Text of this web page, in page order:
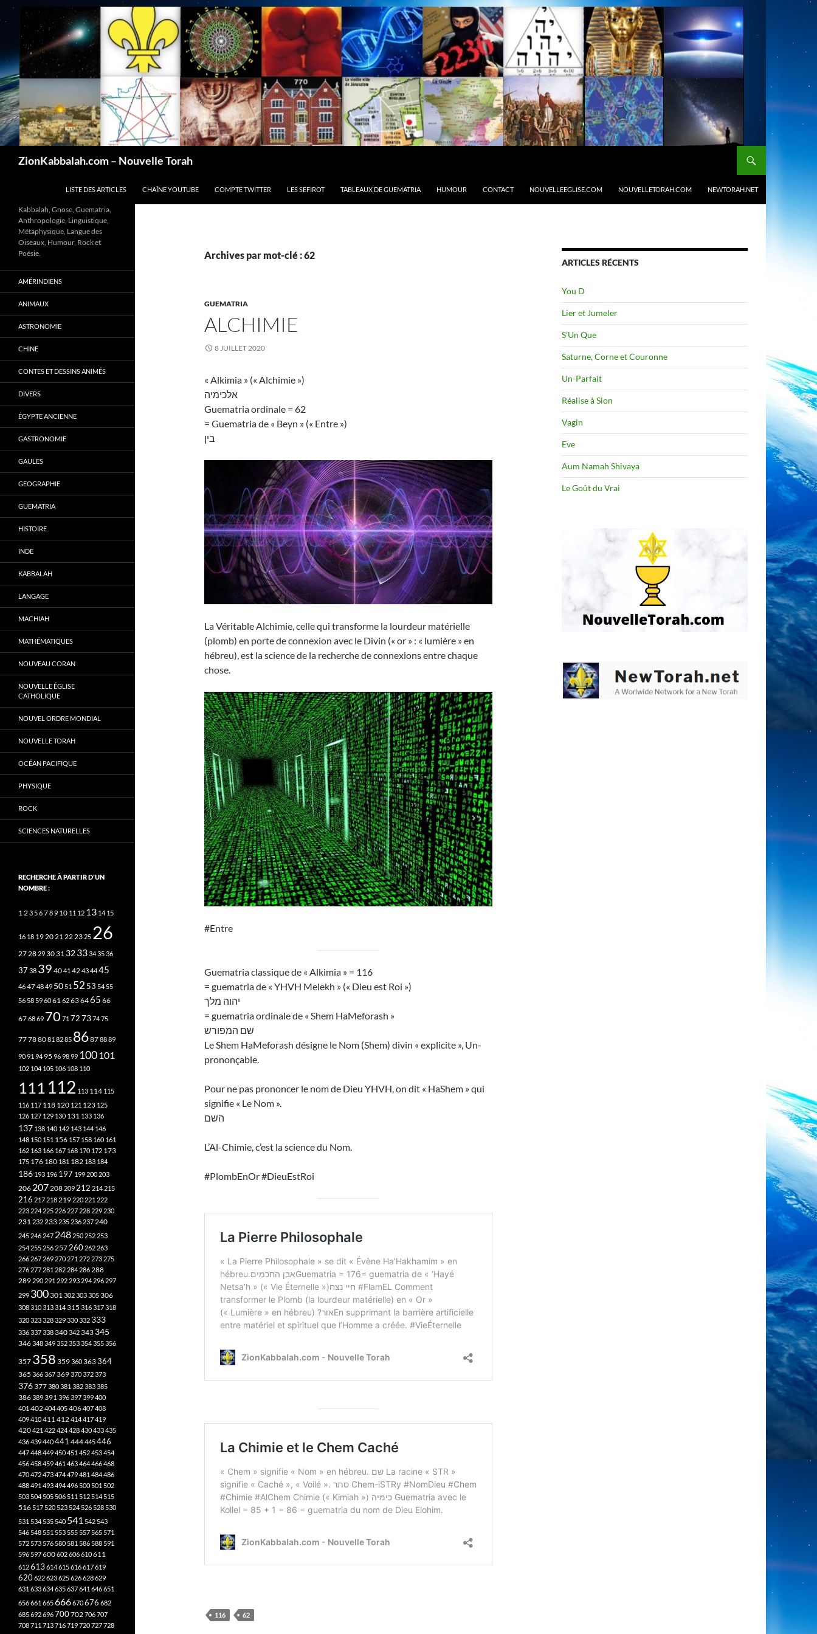
ZionKabbalah.com – Nouvelle Torah
LISTE DES ARTICLES
CHAÎNE YOUTUBE COMPTE TWITTER LES SEFIROT TABLEAUX DE GUEMATRIA HUMOUR CONTACT NOUVELLEEGLISE.COM NOUVELLETORAH.COM NEWTORAH.NET
Archives par mot-clé : 62
GUEMATRIA
ALCHIMIE
8 JUILLET 2020
« Alkimia » (« Alchimie »)
אלכימיה
Guematria ordinale = 62
= Guematria de « Beyn » (« Entre »)
בין
La Véritable Alchimie, celle qui transforme la lourdeur matérielle
(plomb) en porte de connexion avec le Divin (« or » : « lumière » en
hébreu), est la science de la recherche de connexions entre chaque
chose.
#Entre
Guematria classique de « Alkimia » = 116
= guematria de « YHVH Melekh » (« Dieu est Roi »)
יהוה מלך
= guematria ordinale de « Shem HaMeforash »
שם המפורש
Le Shem HaMeforash désigne le Nom (Shem) divin « explicite », Un-
prononçable.
Pour ne pas prononcer le nom de Dieu YHVH, on dit « HaShem » qui
signifie « Le Nom ».
השם
L’Al-Chimie, c’est la science du Nom.
#PlombEnOr #DieuEstRoi
116 62
ARTICLES RÉCENTS
You D
Lier et Jumeler
S’Un Que
Saturne, Corne et Couronne
Un-Parfait
Réalise à Sion
Vagin
Eve
Aum Namah Shivaya
Le Goût du Vrai
Kabbalah, Gnose, Guematria,
Anthropologie, Linguistique,
Métaphysique, Langue des
Oiseaux, Humour, Rock et
Poésie.
AMÉRINDIENS
ANIMAUX
ASTRONOMIE
CHINE
CONTES ET DESSINS ANIMÉS
DIVERS
ÉGYPTE ANCIENNE
GASTRONOMIE
GAULES
GEOGRAPHIE
GUEMATRIA
HISTOIRE
INDE
KABBALAH
LANGAGE
MACHIAH
MATHÉMATIQUES
NOUVEAU CORAN
NOUVELLE ÉGLISE
CATHOLIQUE
NOUVEL ORDRE MONDIAL
NOUVELLE TORAH
OCÉAN PACIFIQUE
PHYSIQUE
ROCK
SCIENCES NATURELLES
RECHERCHE À PARTIR D’UN
NOMBRE :
1 23 56789 10 11 12 13 14 15
16 18 1920212223 25 26
27 28 293031 3233343536
37 38 39 4041 42434445
46474849 50 51 52 53 54 55
56 58 596061 62636465 66
676869 70 71 72737475
77788081 8285 86878889
9091 94 95 969899 100101
102 104 105 106 108 110
111 112 113 114 115
116 117 118 120 121 123 125
126 127 129 130 131 133 136
137 138 140 142 143 144 146
148 150 151 156 157 158 160 161
162 163 166 167 168 170 172 173
175 176 180 181 182 183 184
186 193 196 197 199 200 203
206 207 208 209 212 214 215
216 217 218219 220 221 222
223 224 225 226 227 228 229 230
231 232 233 235 236 237240
245 246 247248 250 252 253
254 255 256257 260 262 263
266 267 269 270 271 272 273 275
276 277 281 282 284 286 288
289 290 291 292 293 294 296 297
299 300301302303305306
308310313314315 316317318
320323328329330332 333
336337338340342343 345
346348349352353354355356
357 358 359360363364
365 366367369370372373
376377380381 382383385
386389391396397399400
401 402404405406407408
409410411 412414417419
420421 422424428430433435
436439440441 444445446
447448449450451 452453454
456458459461 463464466468
470472473474479481 484486
488491 493494496 500 501 502
503 504 505 506 511 512 514 515
516 517 520 523 524 526 528 530
531 534 535 540 541 542 543
546 548 551 553 555 557 565 571
572 573 576 580 581 586 588 591
596 597600602606610611
612613614615616617619
620622623625626628629
631 633634635637641 646651
656661 665666670676 682
685692696700702706707
708711 713716719720727728